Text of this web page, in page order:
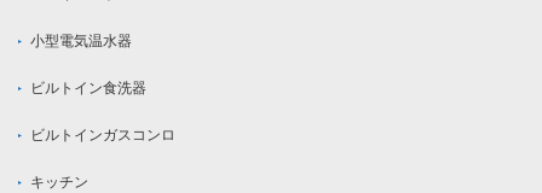
小型電気温水器
ビルトイン食洗器
ビルトインガスコンロ
キッチン